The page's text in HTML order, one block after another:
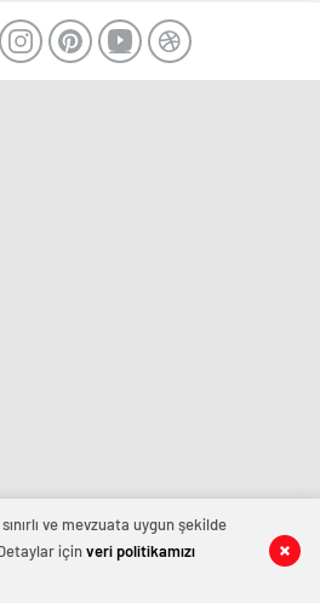
ve mevzuata uygun şekilde
içinveri politikamızı